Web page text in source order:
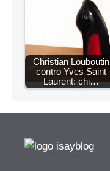
Christian Louboutin
contro Yves Saint
Laurent: chi…